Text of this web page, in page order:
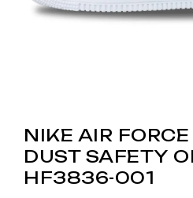
NIKE AIR
DUST SAFETY
HF3836-001